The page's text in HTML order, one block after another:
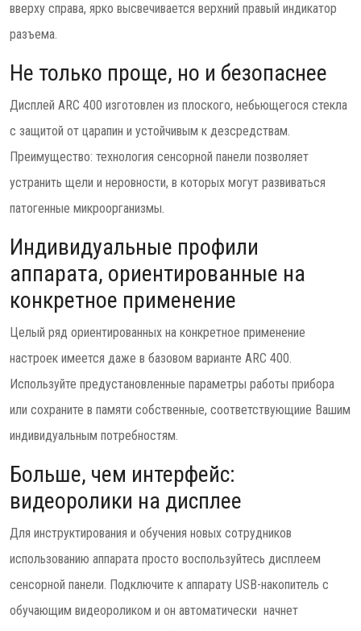
вверху справа, ярко высвечивается верхний правый индикатор
разъема.
Не только проще, но и безопаснее
Дисплей ARC 400 изготовлен из плоского, небьющегося стекла
с защитой от царапин и устойчивым к дезсредствам.
Преимущество: технология сенсорной панели позволяет
устранить щели и неровности, в которых могут развиваться
патогенные микроорганизмы.
Индивидуальные профили
аппарата, ориентированные на
конкретное применение
Целый ряд ориентированных на конкретное применение
настроек имеется даже в базовом варианте ARC 400.
Используйте предустановленные параметры работы прибора
или сохраните в памяти собственные, соответствующиие Вашим
индивидуальным потребностям.
Больше, чем интерфейс:
видеоролики на дисплее
Для инструктирования и обучения новых сотрудников
использованию аппарата просто воспользуйтесь дисплеем
сенсорной панели. Подключите к аппарату USB-накопитель с
обучающим видеороликом и он автоматически начнет